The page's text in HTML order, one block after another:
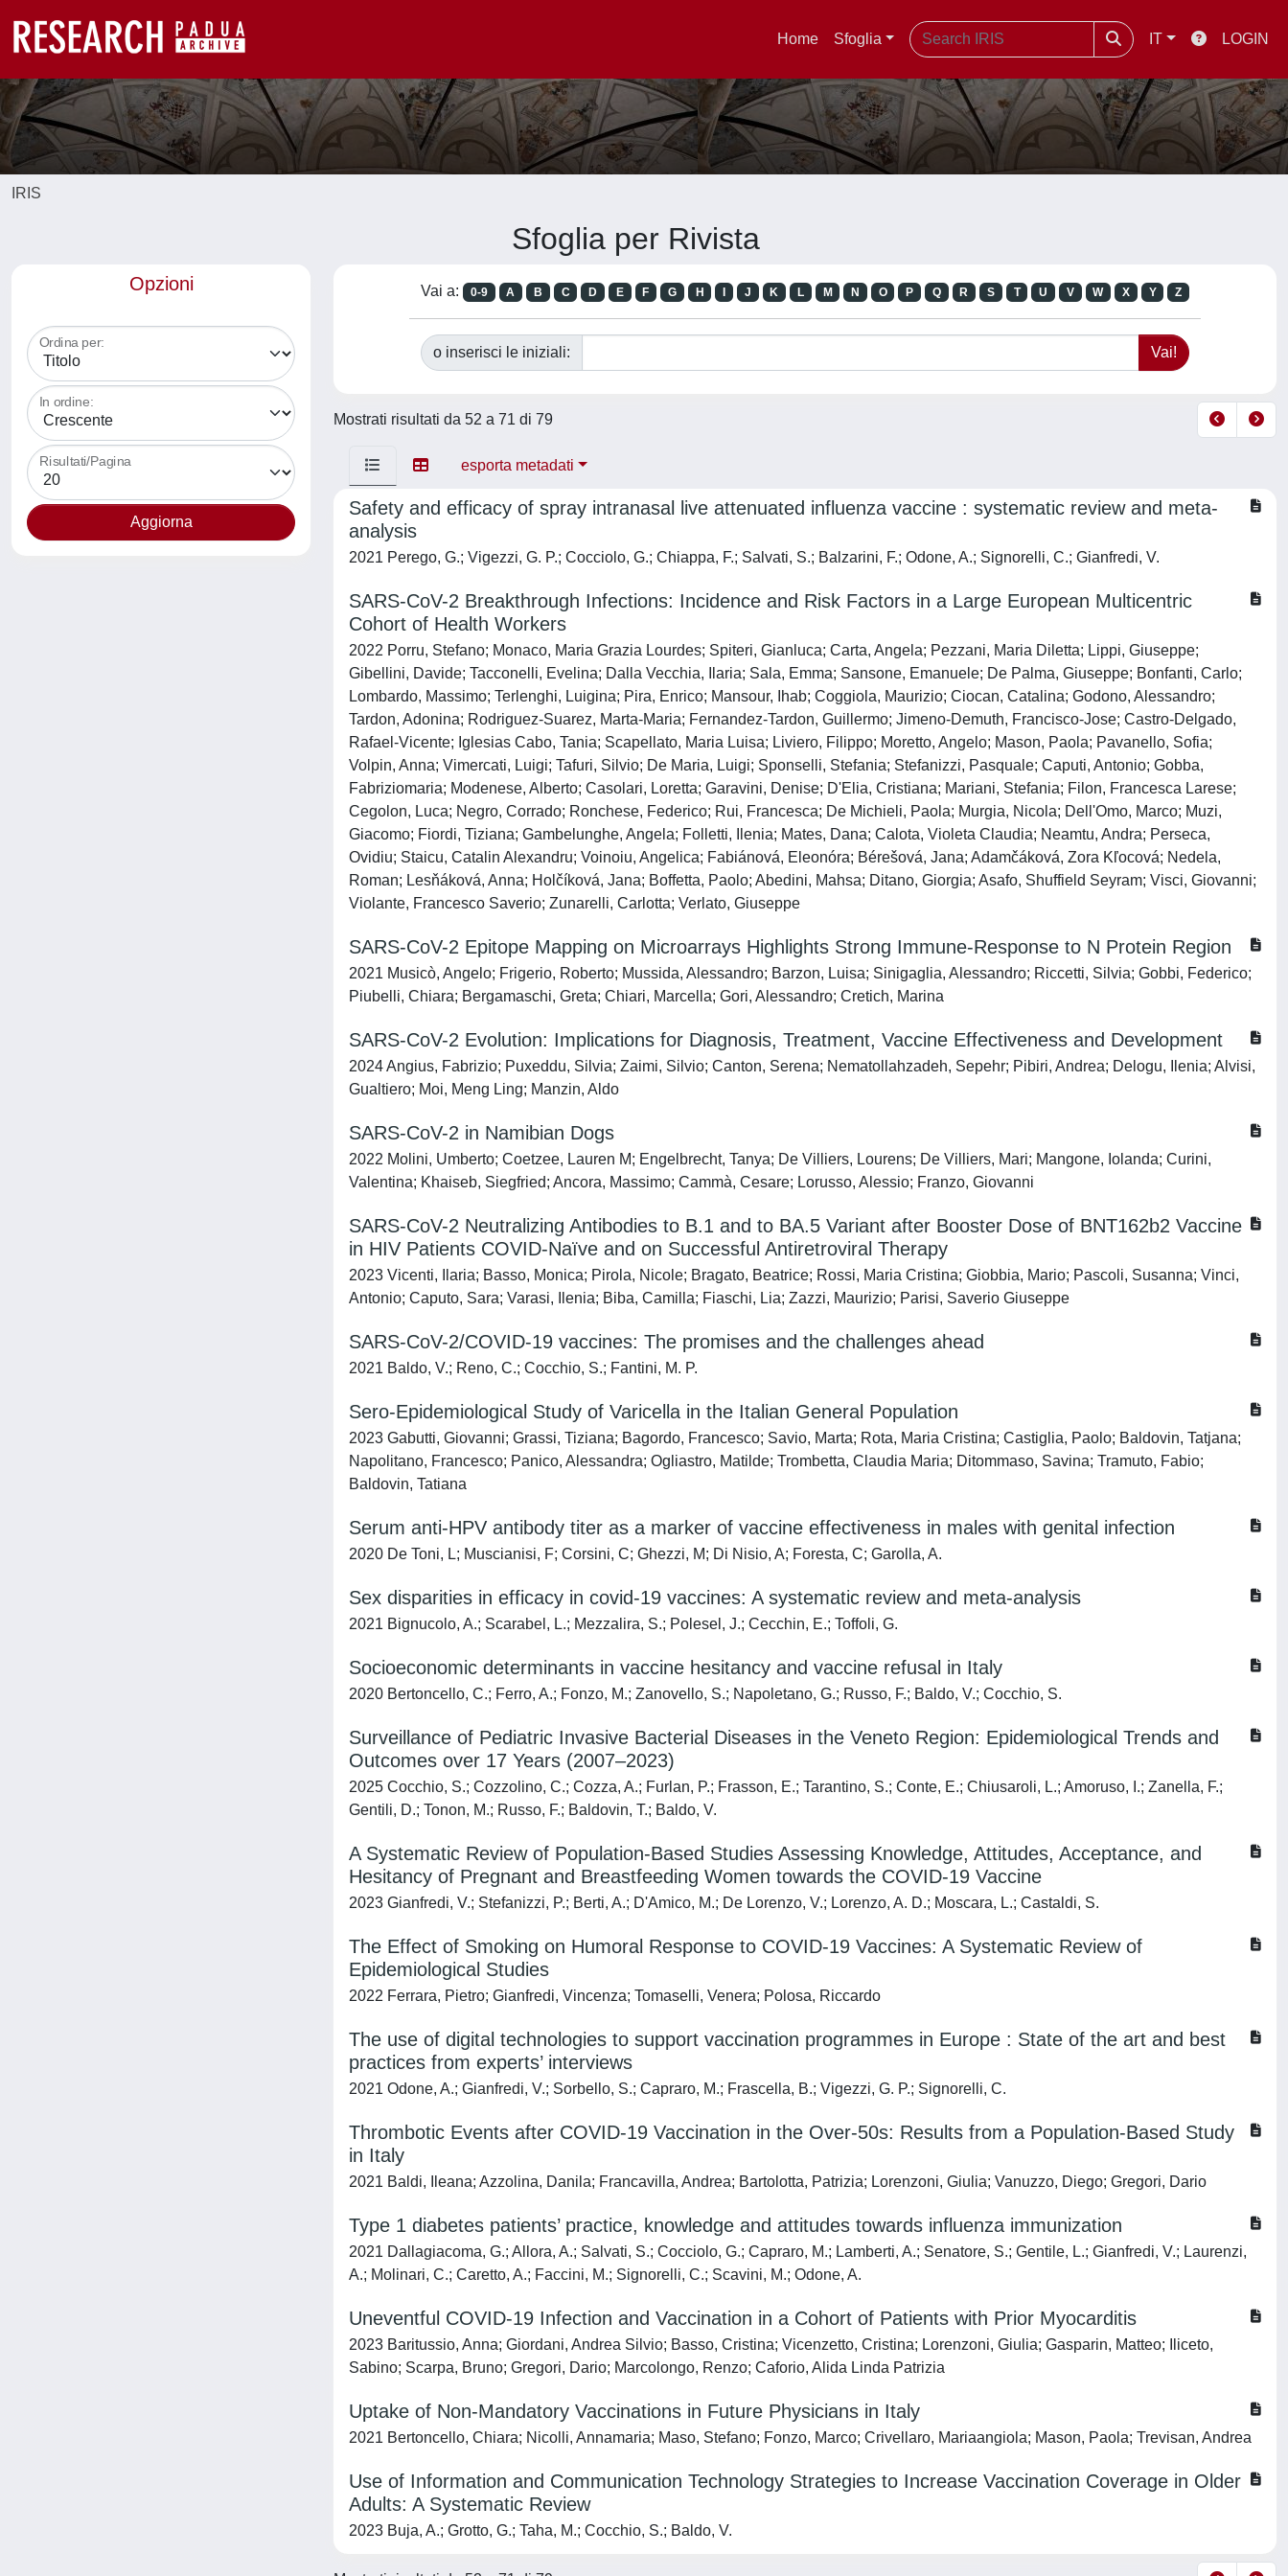
Home Sfoglia IT LOGIN
IRIS
Sfoglia per Rivista
Opzioni
Ordina per:
In ordine:
Risultati/Pagina
Vai a: 0-9 A B C D E F G H J K L M N O P Q R S T U V W X Y Z
o inserisci le iniziali:
Mostrati risultati da 52 a 71 di 79
esporta metadati
Safety and efficacy of spray intranasal live attenuated influenza vaccine : systematic review and meta‐
analysis
2021 Perego, G.; Vigezzi, G. P.; Cocciolo, G.; Chiappa, F.; Salvati, S.; Balzarini, F.; Odone, A.; Signorelli, C.; Gianfredi, V.
SARS-CoV-2 Breakthrough Infections: Incidence and Risk Factors in a Large European Multicentric
Cohort of Health Workers
2022 Porru, Stefano; Monaco, Maria Grazia Lourdes; Spiteri, Gianluca; Carta, Angela; Pezzani, Maria Diletta; Lippi, Giuseppe;
Gibellini, Davide; Tacconelli, Evelina; Dalla Vecchia, Ilaria; Sala, Emma; Sansone, Emanuele; De Palma, Giuseppe; Bonfanti, Carlo;
Lombardo, Massimo; Terlenghi, Luigina; Pira, Enrico; Mansour, Ihab; Coggiola, Maurizio; Ciocan, Catalina; Godono, Alessandro;
Tardon, Adonina; Rodriguez-Suarez, Marta-Maria; Fernandez-Tardon, Guillermo; Jimeno-Demuth, Francisco-Jose; Castro-Delgado,
Rafael-Vicente; Iglesias Cabo, Tania; Scapellato, Maria Luisa; Liviero, Filippo; Moretto, Angelo; Mason, Paola; Pavanello, Sofia;
Volpin, Anna; Vimercati, Luigi; Tafuri, Silvio; De Maria, Luigi; Sponselli, Stefania; Stefanizzi, Pasquale; Caputi, Antonio; Gobba,
Fabriziomaria; Modenese, Alberto; Casolari, Loretta; Garavini, Denise; D'Elia, Cristiana; Mariani, Stefania; Filon, Francesca Larese;
Cegolon, Luca; Negro, Corrado; Ronchese, Federico; Rui, Francesca; De Michieli, Paola; Murgia, Nicola; Dell'Omo, Marco; Muzi,
Giacomo; Fiordi, Tiziana; Gambelunghe, Angela; Folletti, Ilenia; Mates, Dana; Calota, Violeta Claudia; Neamtu, Andra; Perseca,
Ovidiu; Staicu, Catalin Alexandru; Voinoiu, Angelica; Fabiánová, Eleonóra; Bérešová, Jana; Adamčáková, Zora Kľocová; Nedela,
Roman; Lesňáková, Anna; Holčíková, Jana; Boffetta, Paolo; Abedini, Mahsa; Ditano, Giorgia; Asafo, Shuffield Seyram; Visci, Giovanni;
Violante, Francesco Saverio; Zunarelli, Carlotta; Verlato, Giuseppe
SARS-CoV-2 Epitope Mapping on Microarrays Highlights Strong Immune-Response to N Protein Region
2021 Musicò, Angelo; Frigerio, Roberto; Mussida, Alessandro; Barzon, Luisa; Sinigaglia, Alessandro; Riccetti, Silvia; Gobbi, Federico;
Piubelli, Chiara; Bergamaschi, Greta; Chiari, Marcella; Gori, Alessandro; Cretich, Marina
SARS-CoV-2 Evolution: Implications for Diagnosis, Treatment, Vaccine Effectiveness and Development
2024 Angius, Fabrizio; Puxeddu, Silvia; Zaimi, Silvio; Canton, Serena; Nematollahzadeh, Sepehr; Pibiri, Andrea; Delogu, Ilenia; Alvisi,
Gualtiero; Moi, Meng Ling; Manzin, Aldo
SARS-CoV-2 in Namibian Dogs
2022 Molini, Umberto; Coetzee, Lauren M; Engelbrecht, Tanya; De Villiers, Lourens; De Villiers, Mari; Mangone, Iolanda; Curini,
Valentina; Khaiseb, Siegfried; Ancora, Massimo; Cammà, Cesare; Lorusso, Alessio; Franzo, Giovanni
SARS-CoV-2 Neutralizing Antibodies to B.1 and to BA.5 Variant after Booster Dose of BNT162b2 Vaccine
in HIV Patients COVID-Naïve and on Successful Antiretroviral Therapy
2023 Vicenti, Ilaria; Basso, Monica; Pirola, Nicole; Bragato, Beatrice; Rossi, Maria Cristina; Giobbia, Mario; Pascoli, Susanna; Vinci,
Antonio; Caputo, Sara; Varasi, Ilenia; Biba, Camilla; Fiaschi, Lia; Zazzi, Maurizio; Parisi, Saverio Giuseppe
SARS-CoV-2/COVID-19 vaccines: The promises and the challenges ahead
2021 Baldo, V.; Reno, C.; Cocchio, S.; Fantini, M. P.
Sero-Epidemiological Study of Varicella in the Italian General Population
2023 Gabutti, Giovanni; Grassi, Tiziana; Bagordo, Francesco; Savio, Marta; Rota, Maria Cristina; Castiglia, Paolo; Baldovin, Tatjana;
Napolitano, Francesco; Panico, Alessandra; Ogliastro, Matilde; Trombetta, Claudia Maria; Ditommaso, Savina; Tramuto, Fabio;
Baldovin, Tatiana
Serum anti-HPV antibody titer as a marker of vaccine effectiveness in males with genital infection
2020 De Toni, L; Muscianisi, F; Corsini, C; Ghezzi, M; Di Nisio, A; Foresta, C; Garolla, A.
Sex disparities in efficacy in covid-19 vaccines: A systematic review and meta-analysis
2021 Bignucolo, A.; Scarabel, L.; Mezzalira, S.; Polesel, J.; Cecchin, E.; Toffoli, G.
Socioeconomic determinants in vaccine hesitancy and vaccine refusal in Italy
2020 Bertoncello, C.; Ferro, A.; Fonzo, M.; Zanovello, S.; Napoletano, G.; Russo, F.; Baldo, V.; Cocchio, S.
Surveillance of Pediatric Invasive Bacterial Diseases in the Veneto Region: Epidemiological Trends and
Outcomes over 17 Years (2007–2023)
2025 Cocchio, S.; Cozzolino, C.; Cozza, A.; Furlan, P.; Frasson, E.; Tarantino, S.; Conte, E.; Chiusaroli, L.; Amoruso, I.; Zanella, F.;
Gentili, D.; Tonon, M.; Russo, F.; Baldovin, T.; Baldo, V.
A Systematic Review of Population-Based Studies Assessing Knowledge, Attitudes, Acceptance, and
Hesitancy of Pregnant and Breastfeeding Women towards the COVID-19 Vaccine
2023 Gianfredi, V.; Stefanizzi, P.; Berti, A.; D'Amico, M.; De Lorenzo, V.; Lorenzo, A. D.; Moscara, L.; Castaldi, S.
The Effect of Smoking on Humoral Response to COVID-19 Vaccines: A Systematic Review of
Epidemiological Studies
2022 Ferrara, Pietro; Gianfredi, Vincenza; Tomaselli, Venera; Polosa, Riccardo
The use of digital technologies to support vaccination programmes in Europe : State of the art and best
practices from experts’ interviews
2021 Odone, A.; Gianfredi, V.; Sorbello, S.; Capraro, M.; Frascella, B.; Vigezzi, G. P.; Signorelli, C.
Thrombotic Events after COVID-19 Vaccination in the Over-50s: Results from a Population-Based Study
in Italy
2021 Baldi, Ileana; Azzolina, Danila; Francavilla, Andrea; Bartolotta, Patrizia; Lorenzoni, Giulia; Vanuzzo, Diego; Gregori, Dario
Type 1 diabetes patients’ practice, knowledge and attitudes towards influenza immunization
2021 Dallagiacoma, G.; Allora, A.; Salvati, S.; Cocciolo, G.; Capraro, M.; Lamberti, A.; Senatore, S.; Gentile, L.; Gianfredi, V.; Laurenzi,
A.; Molinari, C.; Caretto, A.; Faccini, M.; Signorelli, C.; Scavini, M.; Odone, A.
Uneventful COVID-19 Infection and Vaccination in a Cohort of Patients with Prior Myocarditis
2023 Baritussio, Anna; Giordani, Andrea Silvio; Basso, Cristina; Vicenzetto, Cristina; Lorenzoni, Giulia; Gasparin, Matteo; Iliceto,
Sabino; Scarpa, Bruno; Gregori, Dario; Marcolongo, Renzo; Caforio, Alida Linda Patrizia
Uptake of Non-Mandatory Vaccinations in Future Physicians in Italy
2021 Bertoncello, Chiara; Nicolli, Annamaria; Maso, Stefano; Fonzo, Marco; Crivellaro, Mariaangiola; Mason, Paola; Trevisan, Andrea
Use of Information and Communication Technology Strategies to Increase Vaccination Coverage in Older
Adults: A Systematic Review
2023 Buja, A.; Grotto, G.; Taha, M.; Cocchio, S.; Baldo, V.